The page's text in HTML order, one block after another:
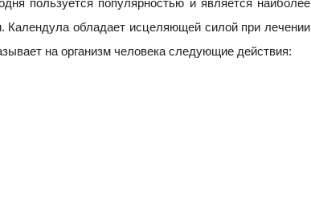
пользуется популярностью и является наиболее
обладает исцеляющей силой при лечении
на организм человека следующие действия: